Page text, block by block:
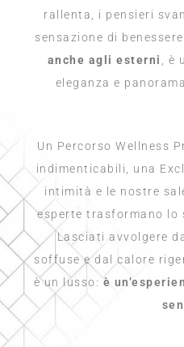
rallenta, i pensieri
sensazione di
anche agli esterni , è
eleganza e
Un Percorso Wellness
indimenticabili, una
intimità e le nostre
esperte trasformano lo
Lasciati avvolgere
soffuse e dal calore
è un lusso:è